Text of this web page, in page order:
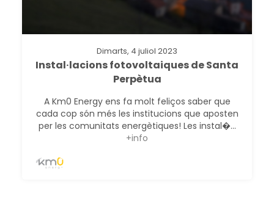
Dimarts, 4 juliol 2023
Instal·lacions fotovoltaiques de Santa
Perpètua
A Km0 Energy ens fa molt feliços saber que
cada cop són més les institucions que aposten
per les comunitats energètiques! Les instal�...
+info